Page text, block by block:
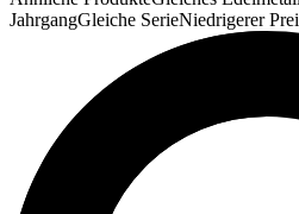
JahrgangGleiche SerieNiedrigerer